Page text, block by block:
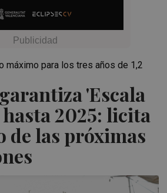
'Escala
2025: licita
de las próximas
máximo para los tres años de 1,2